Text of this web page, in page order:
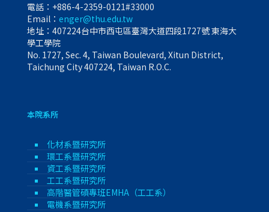
電話： +886-4-2359-0121#33000
Email： enger@thu.edu.tw
地址：407224台中市西屯區臺灣大道四段1727號 東海大
學工學院
No. 1727, Sec. 4, Taiwan Boulevard, Xitun District,
Taichung City 407224, Taiwan R.O.C.
本院系所
化材系暨研究所
環工系暨研究所
資工系暨研究所
工工系暨研究所
高階醫管碩專班EMHA（工工系）
電機系暨研究所